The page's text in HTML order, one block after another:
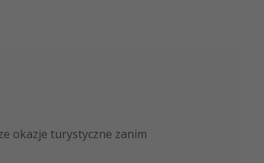
okazje turystyczne zanim
WhatsApp
ekspertów i wiele więcej!